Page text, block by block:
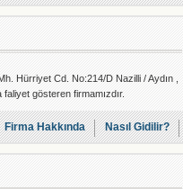
Hürriyet Cd. No:214/D Nazilli / Aydın ,
gösteren firmamızdır.
Firma Hakkında Nasıl Gidilir?